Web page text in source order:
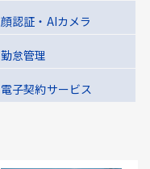
顔認証・AIカメラ
勤怠管理
電子契約サービス